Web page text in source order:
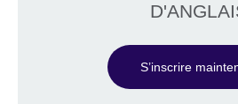
S’inscrire